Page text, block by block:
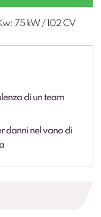
75 kW / 102 CV
di un team
danni nel vano di